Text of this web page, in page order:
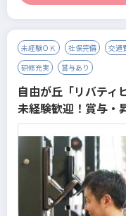
未経験ＯＫ 社保完備 交通
研修充実
賞与あり
自由が丘「リバティ
未経験歓迎！賞与・